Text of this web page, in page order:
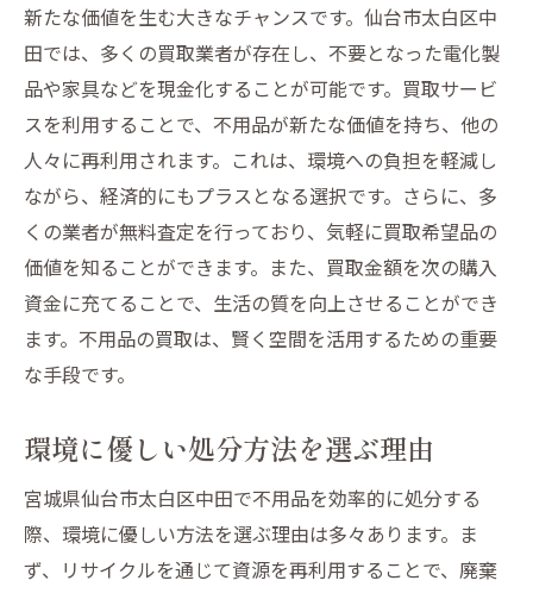
買取サービスを通じた不用品の再発見
リサイクルで不用品が持つ役割の再定義
買取とリサイクルで未来を築く方法
新しい役割を与える不用品活用術
仙台市太白区中田で環境に配慮した不用品処分
の実践法
地域の環境政策と不用品処分の関係
エコを意識した不用品処分の実践
仙台市太白区中田のリサイクル事情
環境に優しい不用品処分のためのガイド
環境に配慮した生活の一歩を踏み出す
新たな価値を生む大きなチャンスです。仙台市太白区中
田では、多くの買取業者が存在し、不要となった電化製
品や家具などを現金化することが可能です。買取サービ
スを利用することで、不用品が新たな価値を持ち、他の
人々に再利用されます。これは、環境への負担を軽減し
ながら、経済的にもプラスとなる選択です。さらに、多
くの業者が無料査定を行っており、気軽に買取希望品の
価値を知ることができます。また、買取金額を次の購入
資金に充てることで、生活の質を向上させることができ
ます。不用品の買取は、賢く空間を活用するための重要
な手段です。
環境に優しい処分方法を選ぶ理由
宮城県仙台市太白区中田で不用品を効率的に処分する
際、環境に優しい方法を選ぶ理由は多々あります。ま
ず、リサイクルを通じて資源を再利用することで、廃棄